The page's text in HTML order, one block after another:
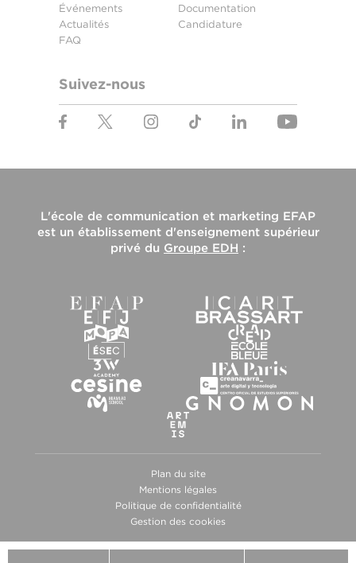
Événements
Actualités
FAQ
Documentation
Candidature
Suivez-nous
L'école de communication et marketing EFAP
est un établissement d'enseignement supérieur
privé du Groupe EDH :
Plan du site
Mentions légales
Politique de confidentialité
Gestion des cookies